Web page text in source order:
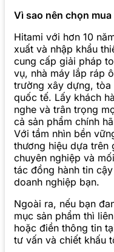
Vì sao nên chọn
Hitami với hơn 10
xuất và nhập khẩu
cung cấp giải pháp
vụ, nhà máy lắp ráp
trường xây dựng, tòa
quốc tế. Lấy khách
nghe và trân trọng
cả sản phẩm chính
Với tầm nhìn bền
thương hiệu dựa
chuyên nghiệp và
tác đồng hành tin
doanh nghiệp bạn.
Ngoài ra, nếu bạn
mục sản phẩm thì
hoặc điền thông tin
tư vấn và chiết khấu